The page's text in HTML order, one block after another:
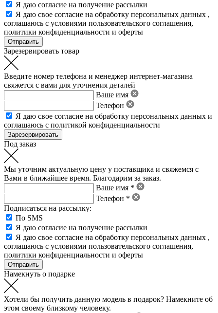
Я даю согласие на получение рассылки
Я даю свое согласие на обработку персональных данных ,
соглашаюсь с условиями пользовательского соглашения,
политики конфиденциальности и оферты
Зарезервировать товар
Введите номер телефона и менеджер интернет-магазина
свяжется с вами для уточнения деталей
Ваше имя
Телефон
Я даю свое согласие на обработку персональных данных и
соглашаюсь с политикой конфиденциальности
Под заказ
Мы уточним актуальную цену у поставщика и свяжемся с
Вами в ближайшее время. Благодарим за заказ.
Ваше имя *
Телефон *
Подписаться на рассылку:
По SMS
Я даю согласие на получение рассылки
Я даю свое согласие на обработку персональных данных ,
соглашаюсь с условиями пользовательского соглашения,
политики конфиденциальности и оферты
Намекнуть о подарке
Хотели бы получить данную модель в подарок? Намекните об
этом своему близкому человеку.